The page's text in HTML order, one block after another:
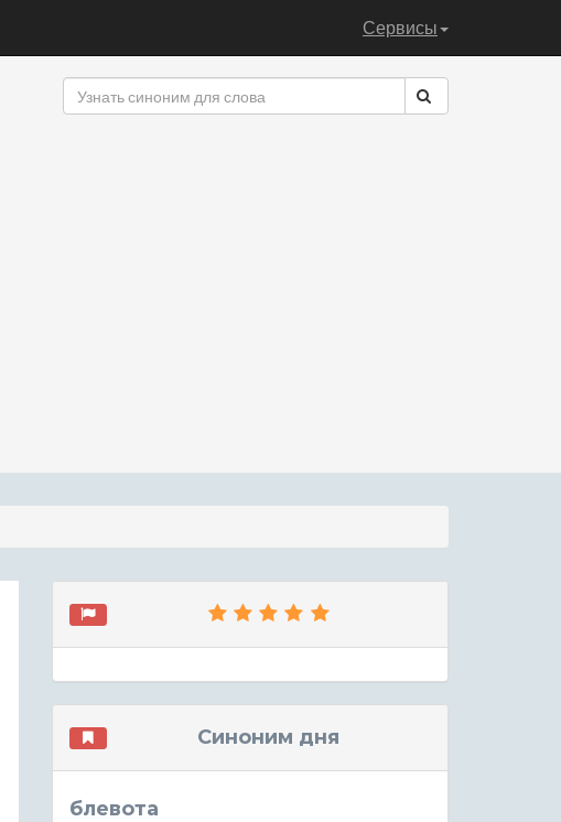
Сервисы
Синоним дня
блевота